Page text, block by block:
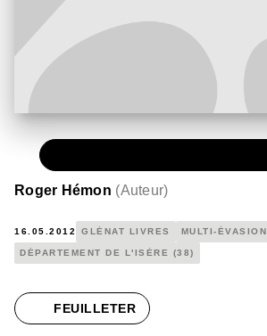
Roger Hémon (Auteur)
16.05.2012 GLÉNAT LIVRES MULTI-ÉVASION
DÉPARTEMENT DE L'ISÈRE (38)
FEUILLETER